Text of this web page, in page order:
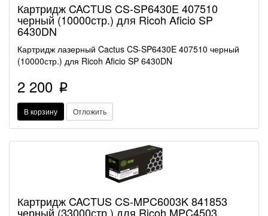
Картридж CACTUS CS-SP6430E 407510
черный (10000стр.) для Ricoh Aficio SP
6430DN
Картридж лазерный Cactus CS-SP6430E 407510 черный
(10000стр.) для Ricoh Aficio SP 6430DN
2 200 p
В корзину Отложить
Картридж CACTUS CS-MPC6003K 841853
черный (33000стр.) для Ricoh MPC4503